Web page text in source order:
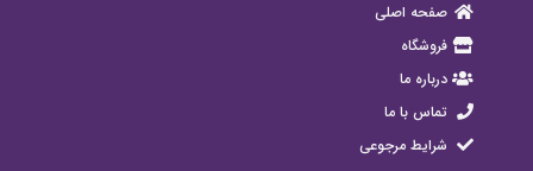
صفحه اصلی
فروشگاه
درباره ما
تماس با ما
شرایط مرجوعی